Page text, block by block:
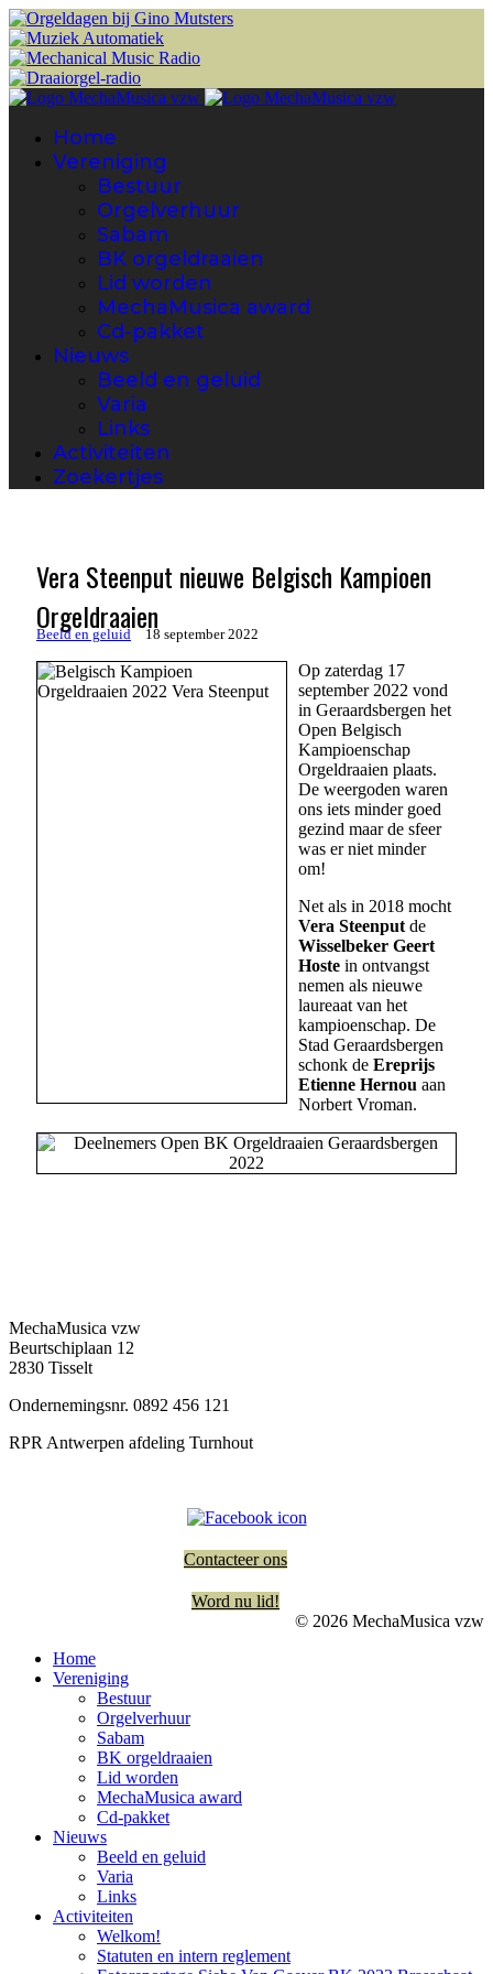
Home
Vereniging
Bestuur
Orgelverhuur
Sabam
BK orgeldraaien
Lid worden
MechaMusica award
Cd-pakket
Nieuws
Beeld en geluid
Varia
Links
Activiteiten
Zoekertjes
Vera Steenput nieuwe Belgisch Kampioen
Orgeldraaien
Beeld en geluid 18 september 2022
Op zaterdag 17
september 2022 vond
in Geraardsbergen het
Open Belgisch
Kampioenschap
Orgeldraaien plaats.
De weergoden waren
ons iets minder goed
gezind maar de sfeer
was er niet minder
om!
Net als in 2018 mocht
Vera Steenput de
Wisselbeker Geert
Hoste in ontvangst
nemen als nieuwe
laureaat van het
kampioenschap. De
Stad Geraardsbergen
schonk de Ereprijs
Etienne Hernou aan
Norbert Vroman.
MechaMusica vzw
Beurtschiplaan 12
2830 Tisselt
Ondernemingsnr. 0892 456 121
RPR Antwerpen afdeling Turnhout
Contacteer ons
Word nu lid!
© 2026 MechaMusica vzw
Home
Vereniging
Bestuur
Orgelverhuur
Sabam
BK orgeldraaien
Lid worden
MechaMusica award
Cd-pakket
Nieuws
Beeld en geluid
Varia
Links
Activiteiten
Welkom!
Statuten en intern reglement